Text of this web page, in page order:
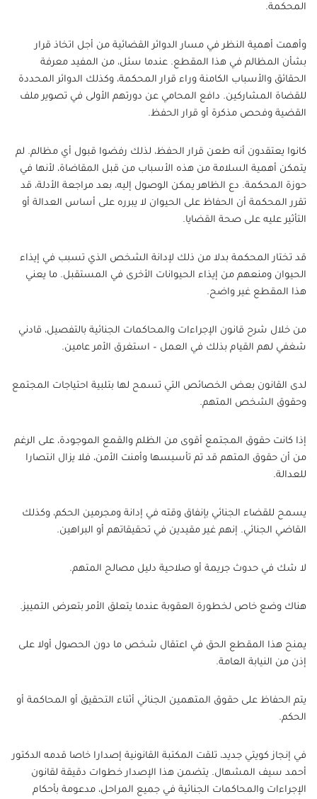
المحكمة.
وأهمت أهمية النظر في مسار الدوائر القضائية من أجل اتخاذ قرار
بشأن المظالم في هذا المقطع. عندما سئل، من المفيد معرفة
الحقائق والأسباب الكامنة وراء قرار المحكمة، وكذلك الدوائر المحددة
للقضاة المشاركين. دافع المحامي عن دورتهم الأولى في تصوير ملف
القضية وفحص مذكرة أو قرار الحفظ.
كانوا يعتقدون أنه طعن قرار الحفظ، لذلك رفضوا قبول أي مظالم. لم
يتمكن أهمية السلامة من هذه الأسباب من قبل المقاضاة، لأنها في
حوزة المحكمة. دع الظاهر يمكن الوصول إليه، بعد مراجعة الأدلة، قد
تقرر المحكمة أن الحفاظ على الحيوان لا يبرره على أساس العدالة أو
التأثير عليه على صحة القضايا.
قد تختار المحكمة بدلا من ذلك لإدانة الشخص الذي تسبب في إيذاء
الحيوان ومنعهم من إيذاء الحيوانات الأخرى في المستقبل. ما يعني
هذا المقطع غير واضح.
من خلال شرح قانون الإجراءات والمحاكمات الجنائية بالتفصيل، قادني
شغفي لهم القيام بذلك في العمل – استغرق الأمر عامين.
لدى القانون بعض الخصائص التي تسمح لها بتلبية احتياجات المجتمع
وحقوق الشخص المتهم.
إذا كانت حقوق المجتمع أقوى من الظلم والقمع الموجودة، على الرغم
من أن حقوق المتهم قد تم تأسيسها وأمنت الأمن، فلا يزال انتصارا
للعدالة.
يسمح للقضاء الجنائي بإنفاق وقته في إدانة ومجرمين الحكم، وكذلك
القاضي الجنائي. إنهم غير مقيدين في تحقيقاتهم أو البراهين.
لا شك في حدوث جريمة أو صلاحية دليل مصالح المتهم.
هناك وضع خاص لخطورة العقوبة عندما يتعلق الأمر بتعرض التمييز.
يمنح هذا المقطع الحق في اعتقال شخص ما دون الحصول أولا على
إذن من النيابة العامة.
يتم الحفاظ على حقوق المتهمين الجنائي أثناء التحقيق أو المحاكمة أو
الحكم.
في إنجاز كويتي جديد، تلقت المكتبة القانونية إصدارا خاصا قدمه الدكتور
أحمد سيف المشهال. يتضمن هذا الإصدار خطوات دقيقة لقانون
الإجراءات والمحاكمات الجنائية في جميع المراحل، مدعومة بأحكام